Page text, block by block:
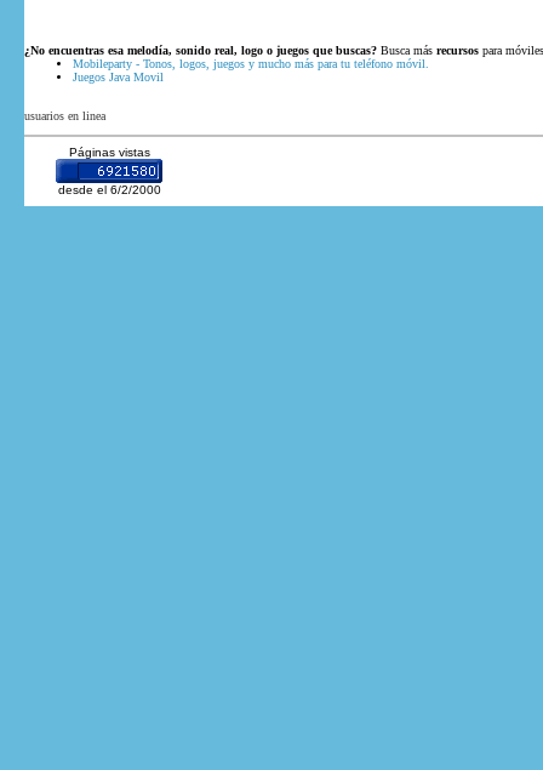
¿No encuentras esa melodía, sonido real, logo o juegos que buscas? Busca más recursos para
Mobileparty - Tonos, logos, juegos y mucho más para tu teléfono móvil.
Juegos Java Movil
usuarios en linea
Páginas vistas
desde el 6/2/2000